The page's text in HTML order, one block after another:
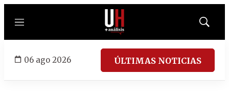
Menú
Mostrar
06 ago 2026 ÚLTIMAS NOTICIAS